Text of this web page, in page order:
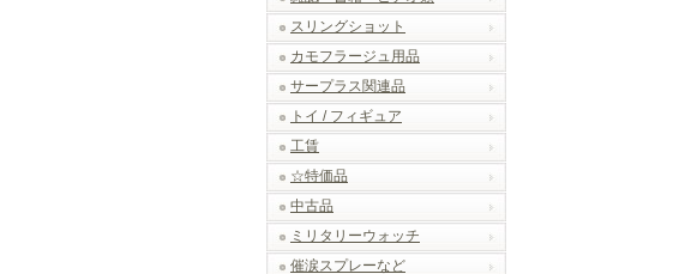
スリングショット
カモフラージュ用品
サープラス関連品
トイ / フィギュア
工賃
☆特価品
中古品
ミリタリーウォッチ
催涙スプレーなど